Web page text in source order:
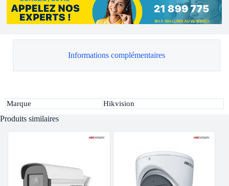
Informations complémentaires
Marque Hikvision
Produits similaires